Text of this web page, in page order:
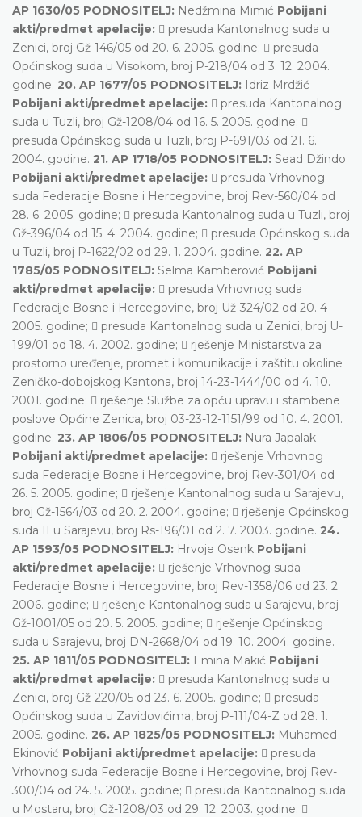
AP 1630/05 PODNOSITELJ: Nedžmina Mimić Pobijani
akti/predmet apelacije:  presuda Kantonalnog suda u
Zenici, broj Gž-146/05 od 20. 6. 2005. godine;  presuda
Općinskog suda u Visokom, broj P-218/04 od 3. 12. 2004.
godine. 20. AP 1677/05 PODNOSITELJ: Idriz Mrdžić
Pobijani akti/predmet apelacije:  presuda Kantonalnog
suda u Tuzli, broj Gž-1208/04 od 16. 5. 2005. godine; 
presuda Općinskog suda u Tuzli, broj P-691/03 od 21. 6.
2004. godine. 21. AP 1718/05 PODNOSITELJ: Sead Džindo
Pobijani akti/predmet apelacije:  presuda Vrhovnog
suda Federacije Bosne i Hercegovine, broj Rev-560/04 od
28. 6. 2005. godine;  presuda Kantonalnog suda u Tuzli, broj
Gž-396/04 od 15. 4. 2004. godine;  presuda Općinskog suda
u Tuzli, broj P-1622/02 od 29. 1. 2004. godine. 22. AP
1785/05 PODNOSITELJ: Selma Kamberović Pobijani
akti/predmet apelacije:  presuda Vrhovnog suda
Federacije Bosne i Hercegovine, broj Už-324/02 od 20. 4
2005. godine;  presuda Kantonalnog suda u Zenici, broj U-
199/01 od 18. 4. 2002. godine;  rješenje Ministarstva za
prostorno uređenje, promet i komunikacije i zaštitu okoline
Zeničko-dobojskog Kantona, broj 14-23-1444/00 od 4. 10.
2001. godine;  rješenje Službe za opću upravu i stambene
poslove Općine Zenica, broj 03-23-12-1151/99 od 10. 4. 2001.
godine. 23. AP 1806/05 PODNOSITELJ: Nura Japalak
Pobijani akti/predmet apelacije:  rješenje Vrhovnog
suda Federacije Bosne i Hercegovine, broj Rev-301/04 od
26. 5. 2005. godine;  rješenje Kantonalnog suda u Sarajevu,
broj Gž-1564/03 od 20. 2. 2004. godine;  rješenje Općinskog
suda II u Sarajevu, broj Rs-196/01 od 2. 7. 2003. godine. 24.
AP 1593/05 PODNOSITELJ: Hrvoje Osenk Pobijani
akti/predmet apelacije:  rješenje Vrhovnog suda
Federacije Bosne i Hercegovine, broj Rev-1358/06 od 23. 2.
2006. godine;  rješenje Kantonalnog suda u Sarajevu, broj
Gž-1001/05 od 20. 5. 2005. godine;  rješenje Općinskog
suda u Sarajevu, broj DN-2668/04 od 19. 10. 2004. godine.
25. AP 1811/05 PODNOSITELJ: Emina Makić Pobijani
akti/predmet apelacije:  presuda Kantonalnog suda u
Zenici, broj Gž-220/05 od 23. 6. 2005. godine;  presuda
Općinskog suda u Zavidovićima, broj P-111/04-Z od 28. 1.
2005. godine. 26. AP 1825/05 PODNOSITELJ: Muhamed
Ekinović Pobijani akti/predmet apelacije:  presuda
Vrhovnog suda Federacije Bosne i Hercegovine, broj Rev-
300/04 od 24. 5. 2005. godine;  presuda Kantonalnog suda
u Mostaru, broj Gž-1208/03 od 29. 12. 2003. godine; 